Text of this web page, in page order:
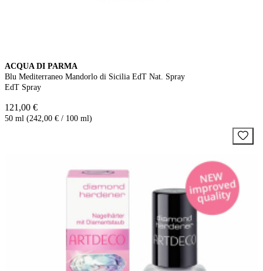
ACQUA DI PARMA
Blu Mediterraneo Mandorlo di Sicilia EdT Nat. Spray
EdT Spray
121,00 €
50 ml (242,00 € / 100 ml)